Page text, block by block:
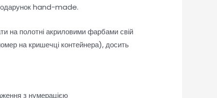
подарунок hand-made.
на полотні акриловими фарбами свій
на кришечці контейнера), досить
з нумерацією